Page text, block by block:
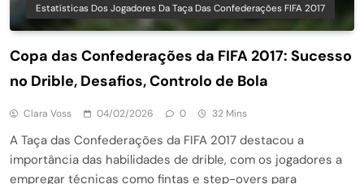
Estatísticas Dos Jogadores Da Taça Das Confederações FIFA 2017
Copa das Confederações da FIFA 2017: Sucesso
no Drible, Desafios, Controlo de Bola
Clara Voss 04/02/2026 0 32 Mins
A Taça das Confederações da FIFA 2017 destacou a
importância das habilidades de drible, com os jogadores a
empregar técnicas como fintas e step-overs para